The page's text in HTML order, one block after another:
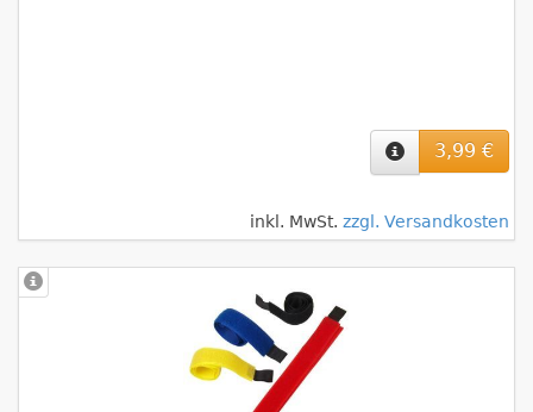
3,99 €
inkl. MwSt. zzgl. Versandkosten